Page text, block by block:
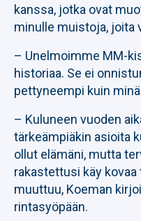
kanssa, jotka ovat
minulle muistoja, joita
– Unelmoimme MM-
historiaa. Se ei
pettyneempi kuin
– Kuluneen vuoden
tärkeämpiäkin asioita
ollut elämäni, mutta
rakastettusi käy
muuttuu, Koeman
rintasyöpään.